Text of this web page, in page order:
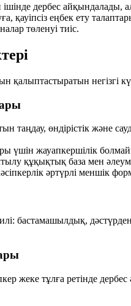
дербес айқындалады,
қауіпсіз еңбек ету
төленуі тиіс.
негізгі
таңдау, өндірістік және
үшін жауапкершілік
құқықтық база мен
әртүрлі меншік
бастамашылдық,
жеке тұлға ретінде